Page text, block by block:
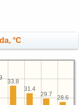
°C
28.6
29.7
31.4
33.8